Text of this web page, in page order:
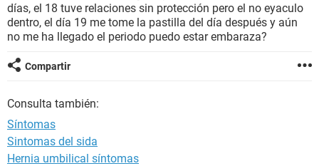
SEXUALIDAD
GLOSARIO
días, el 18 tuve relaciones sin protección pero el no eyaculo
dentro, el día 19 me tome la pastilla del día después y aún
no me ha llegado el periodo puedo estar embaraza?
Compartir
Consulta también:
Síntomas
Sintomas del sida
Hernia umbilical síntomas